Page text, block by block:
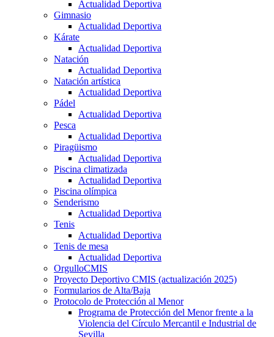
Actualidad Deportiva
Gimnasio
Actualidad Deportiva
Kárate
Actualidad Deportiva
Natación
Actualidad Deportiva
Natación artística
Actualidad Deportiva
Pádel
Actualidad Deportiva
Pesca
Actualidad Deportiva
Piragüismo
Actualidad Deportiva
Piscina climatizada
Actualidad Deportiva
Piscina olímpica
Senderismo
Actualidad Deportiva
Tenis
Actualidad Deportiva
Tenis de mesa
Actualidad Deportiva
OrgulloCMIS
Proyecto Deportivo CMIS (actualización 2025)
Formularios de Alta/Baja
Protocolo de Protección al Menor
Programa de Protección del Menor frente a la
Violencia del Círculo Mercantil e Industrial de
Sevilla